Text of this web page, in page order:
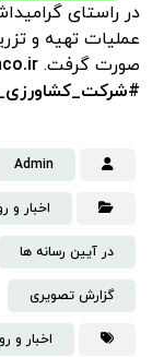
در راستای
عملیات تهیه و
صورت گرفت.
Admin
اخبار و
در آیین رسانه ها
گزارش تصویری
اخبار و